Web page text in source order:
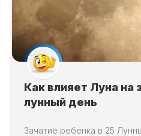
Как влияет Луна на
лунный день
Зачатие ребенка в 25